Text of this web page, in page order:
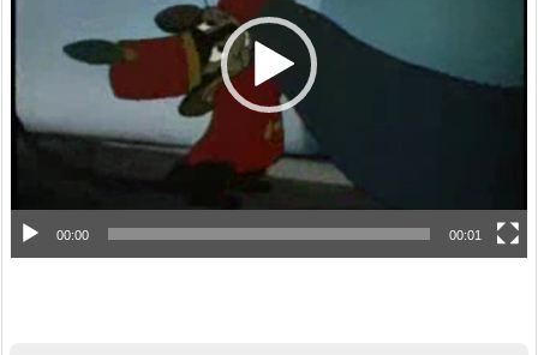
ー
00:00 00:01